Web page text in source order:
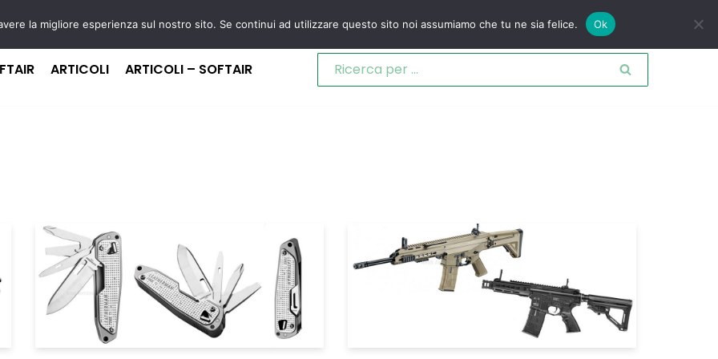
ARTICOLI ARTICOLI – SOFTAIR
la migliore esperienza sul nostro sito. Se continui ad utilizzare questo sito noi assumiamo che tu ne sia felice. Ok